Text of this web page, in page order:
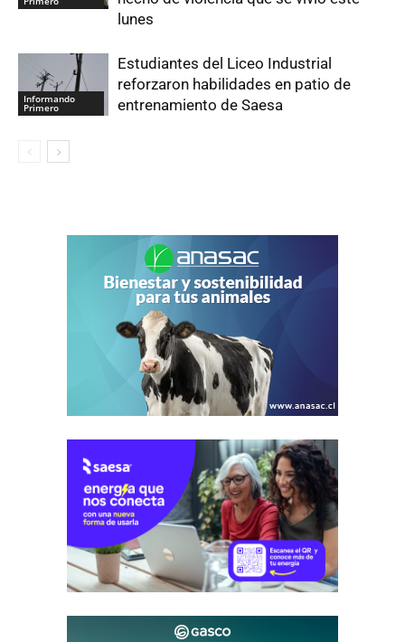
lunes
Informando
Primero
Estudiantes del Liceo Industrial
reforzaron habilidades en patio de
entrenamiento de Saesa